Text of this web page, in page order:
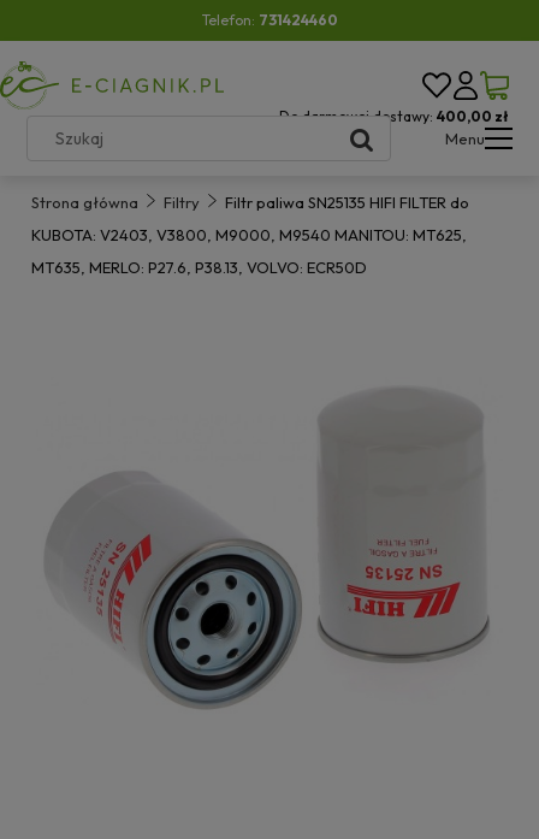
Telefon: 731424460
Do darmowej dostawy: 400,00 zł
Menu
Strona główna Filtry
Filtr paliwa SN25135 HIFI FILTER do
KUBOTA: V2403, V3800, M9000, M9540 MANITOU: MT625,
MT635, MERLO: P27.6, P38.13, VOLVO: ECR50D